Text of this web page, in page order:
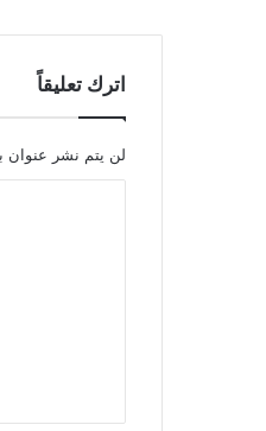
اترك تعليقاً
لن يتم نشر عنوان